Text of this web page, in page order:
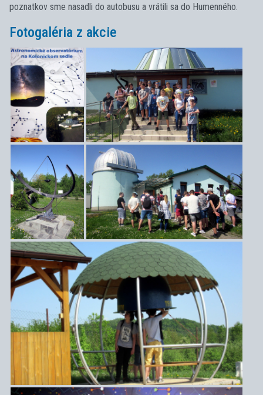
poznatkov sme nasadli do autobusu a vrátili sa do Humenného.
Fotogaléria z akcie